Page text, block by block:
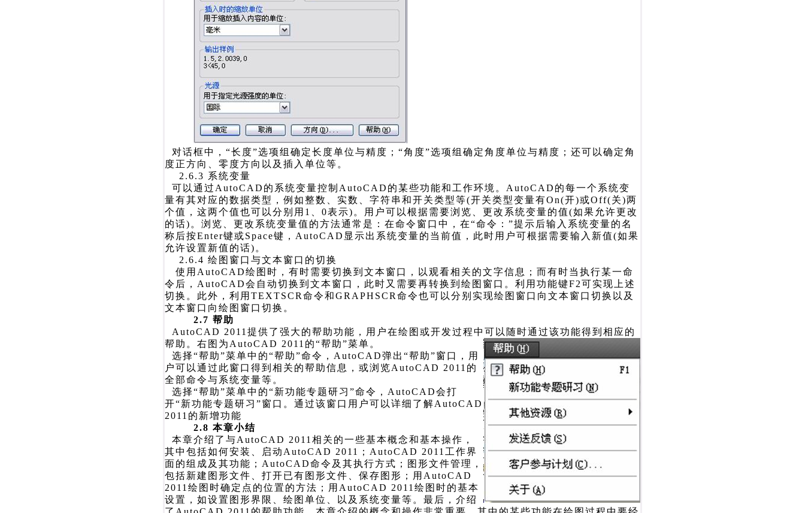
对话框中，“长度”选项组确定长度单位与精度；“角度”选项组确定角度单位与精度；还可以确定角
度正方向、零度方向以及插入单位等。
2.6.3 系统变量
可以通过AutoCAD的系统变量控制AutoCAD的某些功能和工作环境。AutoCAD的每一个系统变
量有其对应的数据类型，例如整数、实数、字符串和开关类型等(开关类型变量有On(开)或Off(关)两
个值，这两个值也可以分别用1、0表示)。用户可以根据需要浏览、更改系统变量的值(如果允许更改
的话)。浏览、更改系统变量值的方法通常是：在命令窗口中，在“命令：”提示后输入系统变量的名
称后按Enter键或Space键，AutoCAD显示出系统变量的当前值，此时用户可根据需要输入新值(如果
允许设置新值的话)。
2.6.4 绘图窗口与文本窗口的切换
使用AutoCAD绘图时，有时需要切换到文本窗口，以观看相关的文字信息；而有时当执行某一命
令后，AutoCAD会自动切换到文本窗口，此时又需要再转换到绘图窗口。利用功能键F2可实现上述
切换。此外，利用TEXTSCR命令和GRAPHSCR命令也可以分别实现绘图窗口向文本窗口切换以及
文本窗口向绘图窗口切换。
2.7 帮助
AutoCAD 2011提供了强大的帮助功能，用户在绘图或开发过程中可以随时通过该功能得到相应的
帮助。右图为AutoCAD 2011的“帮助”菜单。
选择“帮助”菜单中的“帮助”命令，AutoCAD弹出“帮助”窗口，用
户可以通过此窗口得到相关的帮助信息，或浏览AutoCAD 2011的
全部命令与系统变量等。
选择“帮助”菜单中的“新功能专题研习”命令，AutoCAD会打
开“新功能专题研习”窗口。通过该窗口用户可以详细了解AutoCAD
2011的新增功能
2.8 本章小结
本章介绍了与AutoCAD 2011相关的一些基本概念和基本操作，
其中包括如何安装、启动AutoCAD 2011；AutoCAD 2011工作界
面的组成及其功能；AutoCAD命令及其执行方式；图形文件管理，
包括新建图形文件、打开已有图形文件、保存图形；用AutoCAD
2011绘图时确定点的位置的方法；用AutoCAD 2011绘图时的基本
设置，如设置图形界限、绘图单位、以及系统变量等。最后，介绍